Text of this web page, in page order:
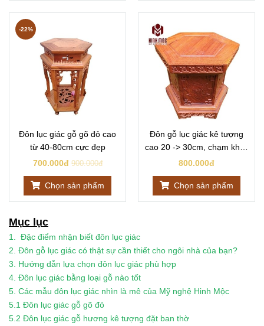
Đôn lục giác gỗ gõ đỏ cao
từ 40-80cm cực đẹp
700.000đ 900.000đ
-22%
Chọn sản phẩm
Đôn gỗ lục giác kê tượng
cao 20 -> 30cm, chạm khắc
hoa sen, gỗ hương siêu
800.000đ
Chọn sản phẩm
Mục lục
1. Đặc điểm nhận biết đôn lục giác
2. Đôn gỗ lục giác có thật sự cần thiết cho ngôi nhà của bạn?
3. Hướng dẫn lựa chọn đôn lục giác phù hợp
4. Đôn lục giác bằng loại gỗ nào tốt
5. Các mẫu đôn lục giác nhìn là mê của Mỹ nghệ Hinh Mộc
5.1 Đôn lục giác gỗ gõ đỏ
5.2 Đôn lục giác gỗ hương kê tượng đặt ban thờ